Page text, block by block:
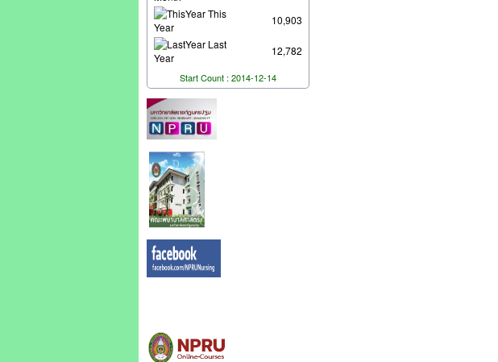
This
Year
10,903
Last
Year
12,782
Start Count : 2014-12-14